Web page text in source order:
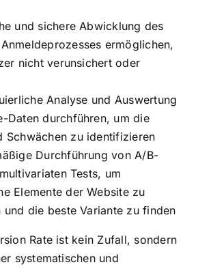
und sichere Abwicklung des
ermöglichen,
nicht verunsichert oder
Analyse und Auswertung
Daten durchführen, um die
Schwächen zu identifizieren
Durchführung von A/B-
Tests, um
Elemente der Website zu
und die beste Variante zu finden
Rate ist kein Zufall, sondern
systematischen und